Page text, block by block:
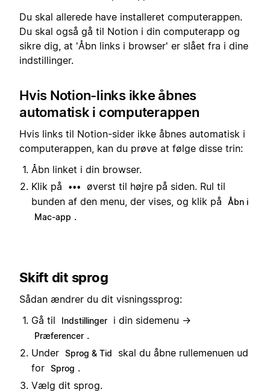
Du skal allerede have installeret computerappen.
Du skal også gå til Notion i din computerapp og
sikre dig, at 'Åbn links i browser' er slået fra i dine
indstillinger.
Hvis Notion-links ikke åbnes
automatisk i computerappen
Hvis links til Notion-sider ikke åbnes automatisk i
computerappen, kan du prøve at følge disse trin:
Åbn linket i din browser.
Klik på
•••
øverst til højre på siden. Rul til
bunden af den menu, der vises, og klik på
Åbn i
Mac-app .
Skift dit sprog
Sådan ændrer du dit visningssprog:
Gå til
Indstillinger i din sidemenu →
Præferencer .
Under Sprog & Tid
skal du åbne rullemenuen ud
for Sprog .
Vælg dit sprog.